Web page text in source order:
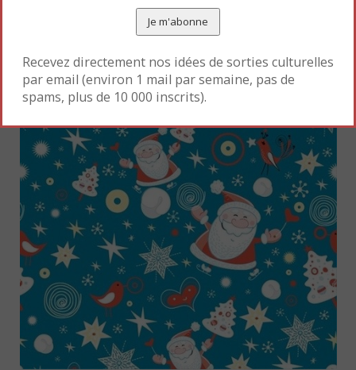
Un très bel album à offrir
Recevez directement nos idées de sorties culturelles
par email (environ 1 mail par semaine, pas de
spams, plus de 10 000 inscrits).